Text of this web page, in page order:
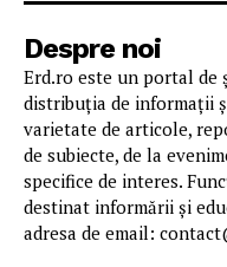
Despre noi
Erd.ro este un portal
distribuția de informații
varietate de articole,
de subiecte, de la
specifice de interes.
destinat informării și
adresa de email: